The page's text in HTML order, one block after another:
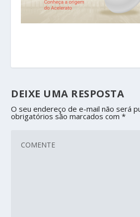
DEIXE UMA RESPOSTA
O seu endereço de e-mail não será
obrigatórios são marcados com*